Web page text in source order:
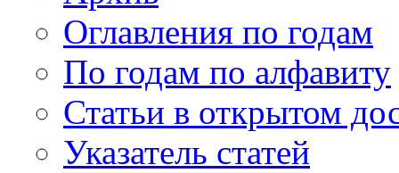
Оглавления по годам
По годам по алфавиту
Статьи в открытом
Указатель статей